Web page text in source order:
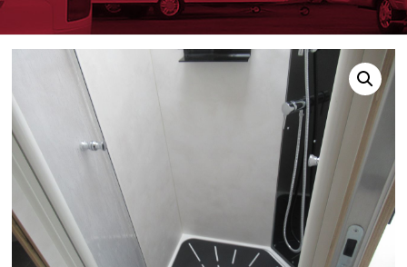
CARAVANE
À
RENNES